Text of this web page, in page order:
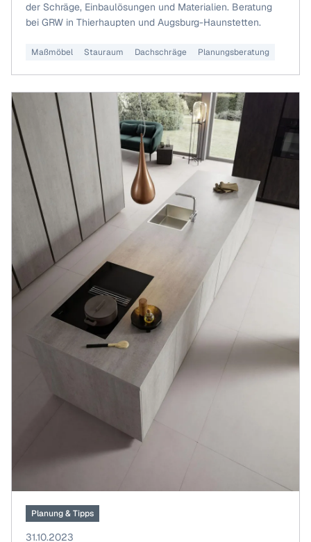
der Schräge, Einbaulösungen und Materialien. Beratung
bei GRW in Thierhaupten und Augsburg-Haunstetten.
Maßmöbel Stauraum Dachschräge Planungsberatung
Planung & Tipps
31.10.2023